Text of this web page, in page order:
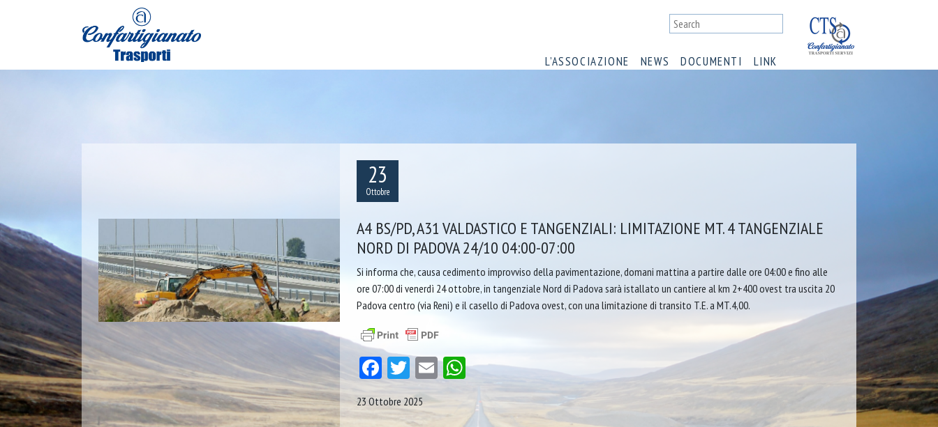
L’ASSOCIAZIONE NEWS DOCUMENTI LINK
23
Ottobre
A4 BS/PD, A31 VALDASTICO E TANGENZIALI: LIMITAZIONE MT. 4 TANGENZIALE
NORD DI PADOVA 24/10 04:00-07:00
Si informa che, causa cedimento improvviso della pavimentazione, domani mattina a partire dalle ore 04:00 e fino alle
ore 07:00 di venerdì 24 ottobre, in tangenziale Nord di Padova sarà istallato un cantiere al km 2+400 ovest tra uscita 20
Padova centro (via Reni) e il casello di Padova ovest, con una limitazione di transito T.E. a MT.4,00.
Facebook
Twitter
EmailWhatsApp
23 Ottobre 2025